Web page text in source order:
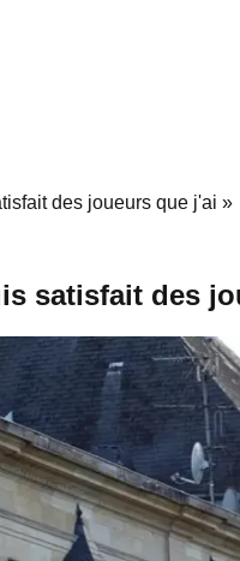
des joueurs que j'ai »
satisfait des